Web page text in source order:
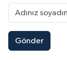
Gönder